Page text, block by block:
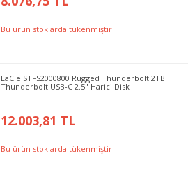
Bu ürün stoklarda tükenmiştir.
LaCie STFS2000800 Rugged Thunderbolt 2TB
Thunderbolt USB-C 2.5" Harici Disk
12.003,81 TL
Bu ürün stoklarda tükenmiştir.